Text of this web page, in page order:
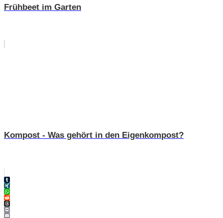
Frühbeet im Garten
Kompost - Was gehört in den Eigenkompost?
Tumblr
XING
WhatsApp
Reddit
Threads
Print